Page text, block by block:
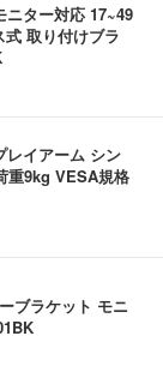
ニター対応 17~49
取り付けブラ
レイアーム シン
重9kg VESA規格
ブラケット モニ